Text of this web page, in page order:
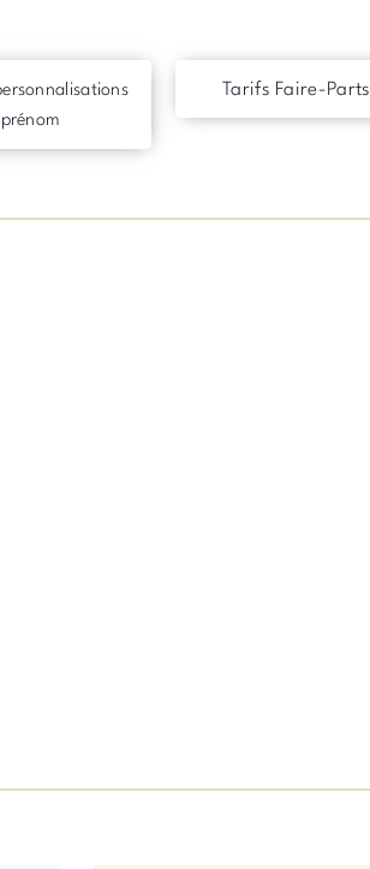
prénom
Tarifs Faire-Parts